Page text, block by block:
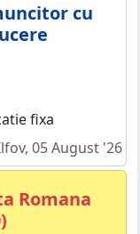
cu
fixa
05 August '26
Romana